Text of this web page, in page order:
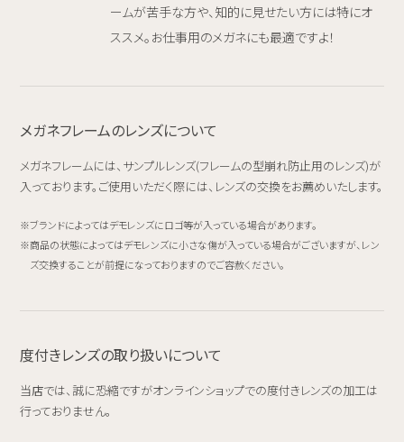
ームが苦手な方や、知的に見せたい方には特にオ
ススメ。お仕事用のメガネにも最適ですよ！
メガネフレームのレンズについて
メガネフレームには、サンプルレンズ(フレームの型崩れ防止用のレンズ)が
入っております。ご使用いただく際には、レンズの交換をお薦めいたします。
ブランドによってはデモレンズにロゴ等が入っている場合があります。
商品の状態によってはデモレンズに小さな傷が入っている場合がございますが、レン
ズ交換することが前提になっておりますのでご容赦ください。
度付きレンズの取り扱いについて
当店では、誠に恐縮ですがオンラインショップでの度付きレンズの加工は
行っておりません。